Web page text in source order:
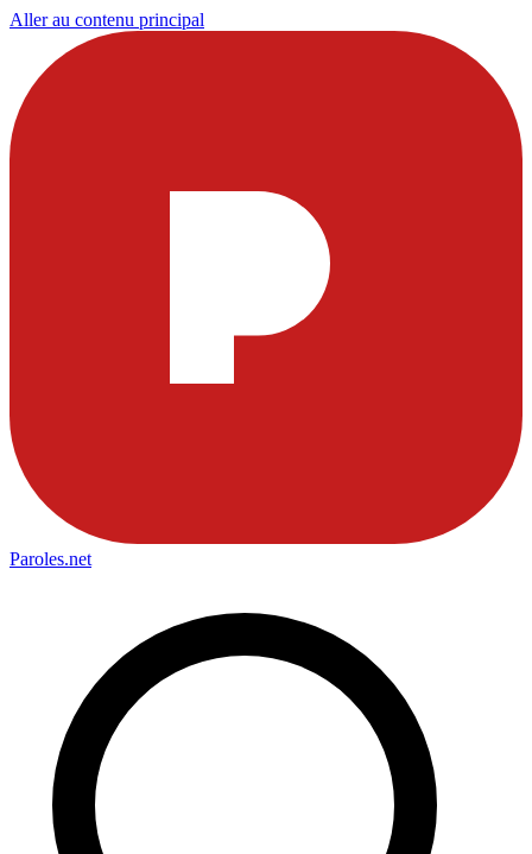
Aller au contenu principal
Paroles.net